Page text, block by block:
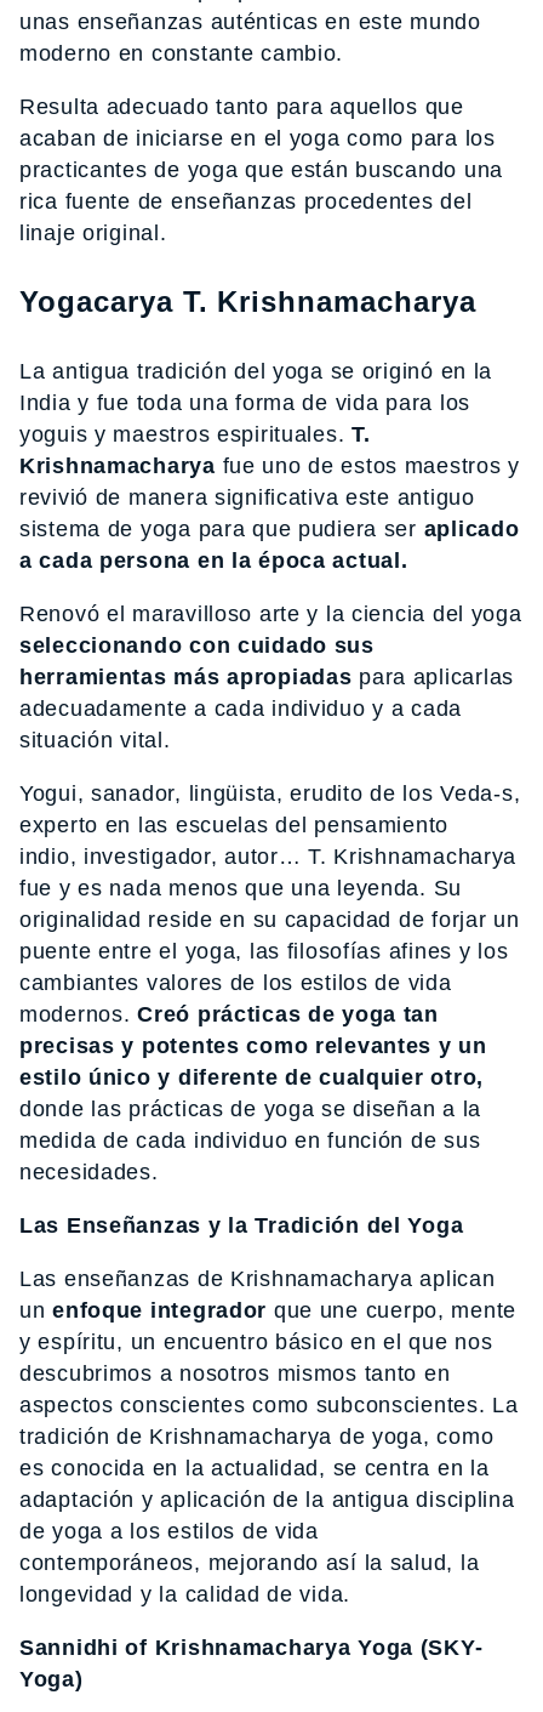
unas enseñanzas auténticas en este mundo
moderno en constante cambio.
Resulta adecuado tanto para aquellos que
acaban de iniciarse en el yoga como para los
practicantes de yoga que están buscando una
rica fuente de enseñanzas procedentes del
linaje original.
Yogacarya T. Krishnamacharya
La antigua tradición del yoga se originó en la
India y fue toda una forma de vida para los
yoguis y maestros espirituales.T.
Krishnamacharya fue uno de estos maestros y
revivió de manera significativa este antiguo
sistema de yoga para que pudiera ser aplicado
a cada persona en la época actual.
Renovó el maravilloso arte y la ciencia del yoga
seleccionando con cuidado sus
herramientas más apropiadas para aplicarlas
adecuadamente a cada individuo y a cada
situación vital.
Yogui, sanador, lingüista, erudito de los Veda-s,
experto en las escuelas del pensamiento
indio, investigador, autor… T. Krishnamacharya
fue y es nada menos que una leyenda. Su
originalidad reside en su capacidad de forjar un
puente entre el yoga, las filosofías afines y los
cambiantes valores de los estilos de vida
modernos.Creó prácticas de yoga tan
precisas y potentes como relevantes y un
estilo único y diferente de cualquier otro,
donde las prácticas de yoga se diseñan a la
medida de cada individuo en función de sus
necesidades.
Las Enseñanzas y la Tradición del Yoga
Las enseñanzas de Krishnamacharya aplican
unenfoque integrador que une cuerpo, mente
y espíritu, un encuentro básico en el que nos
descubrimos a nosotros mismos tanto en
aspectos conscientes como subconscientes. La
tradición de Krishnamacharya de yoga, como
es conocida en la actualidad, se centra en la
adaptación y aplicación de la antigua disciplina
de yoga a los estilos de vida
contemporáneos, mejorando así la salud, la
longevidad y la calidad de vida.
Sannidhi of Krishnamacharya Yoga (SKY-
Yoga)